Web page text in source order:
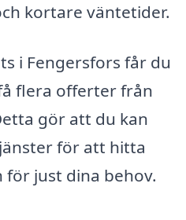
kortare väntetider.
i Fengersfors får du
flera offerter från
gör att du kan
för att hitta
för just dina behov.